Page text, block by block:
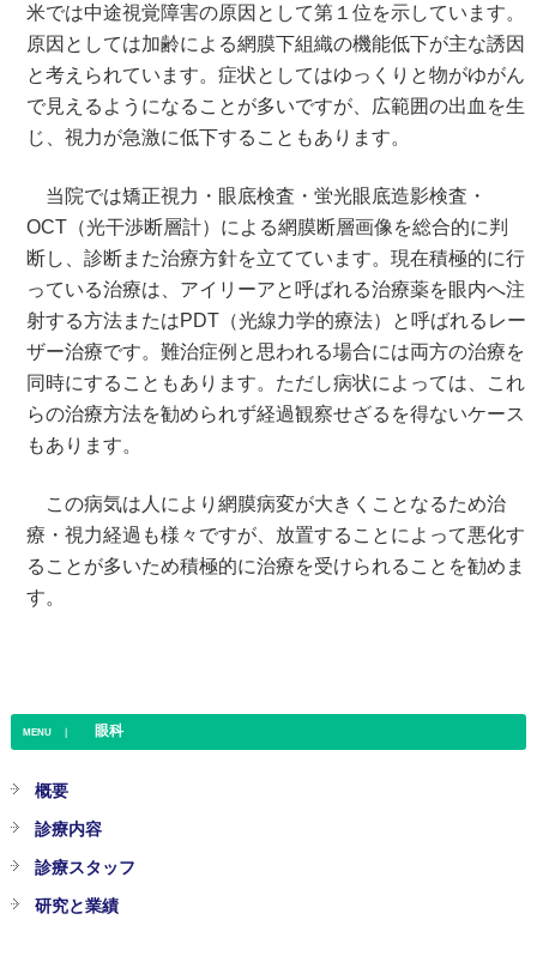
米では中途視覚障害の原因として第１位を示しています。
原因としては加齢による網膜下組織の機能低下が主な誘因
と考えられています。症状としてはゆっくりと物がゆがん
で見えるようになることが多いですが、広範囲の出血を生
じ、視力が急激に低下することもあります。
当院では矯正視力・眼底検査・蛍光眼底造影検査・
OCT（光干渉断層計）による網膜断層画像を総合的に判
断し、診断また治療方針を立てています。現在積極的に行
っている治療は、アイリーアと呼ばれる治療薬を眼内へ注
射する方法またはPDT（光線力学的療法）と呼ばれるレー
ザー治療です。難治症例と思われる場合には両方の治療を
同時にすることもあります。ただし病状によっては、これ
らの治療方法を勧められず経過観察せざるを得ないケース
もあります。
この病気は人により網膜病変が大きくことなるため治
療・視力経過も様々ですが、放置することによって悪化す
ることが多いため積極的に治療を受けられることを勧めま
す。
MENU ｜ 眼科
概要
診療内容
診療スタッフ
研究と業績